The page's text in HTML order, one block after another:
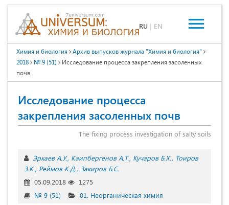
RU | EN
Химия и биология
Архив выпусков журнала "Химия и биология"
2018
№ 9 (51)
Исследование процесса закрепления засоленных
почв
Исследование процесса
закрепления засоленных почв
The fixing process investigation of salty soils
Эркаев А.У. Каипбергенов А.Т. Кучаров Б.Х.
Тоиров
З.К. Реймов К.Д. Закиров Б.С.
05.09.2018
1275
№ 9 (51)
01. Неорганическая химия